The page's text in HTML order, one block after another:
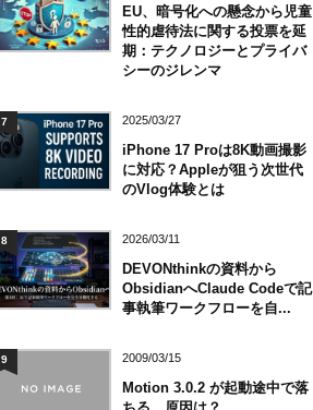
EU、暗号化への懸念から児童
性的虐待法に関する投票を延
期：テクノロジーとプライバ
シーのジレンマ
7 2025/03/27
iPhone 17 Proは8K動画撮影
に対応？Appleが狙う次世代
のVlog体験とは
8 2026/03/11
DEVONthinkの資料から
ObsidianへClaude Codeで記
事執筆ワークフローを自...
9 2009/03/15
Motion 3.0.2 が起動途中で落